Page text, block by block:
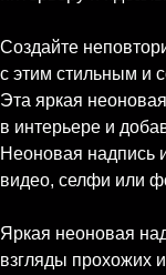
Создайте
с этим стильным и
Эта яркая
в интерьере и
Неоновая надпись
видео, селфи или
Яркая неоновая
взгляды прохожих